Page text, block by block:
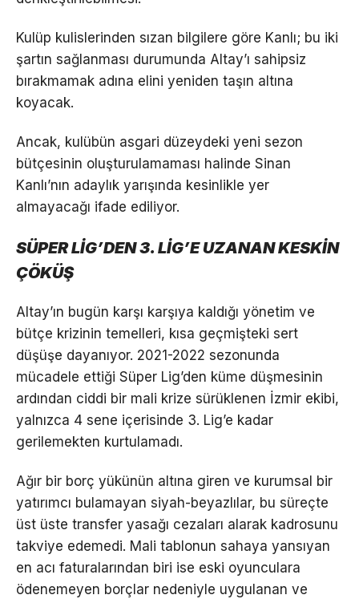
Kulüp kulislerinden sızan bilgilere göre Kanlı; bu iki
şartın sağlanması durumunda Altay’ı sahipsiz
bırakmamak adına elini yeniden taşın altına
koyacak.
Ancak, kulübün asgari düzeydeki yeni sezon
bütçesinin oluşturulamaması halinde Sinan
Kanlı’nın adaylık yarışında kesinlikle yer
almayacağı ifade ediliyor.
SÜPER LİG’DEN 3. LİG’E UZANAN KESKİN
ÇÖKÜŞ
Altay’ın bugün karşı karşıya kaldığı yönetim ve
bütçe krizinin temelleri, kısa geçmişteki sert
düşüşe dayanıyor. 2021-2022 sezonunda
mücadele ettiği Süper Lig’den küme düşmesinin
ardından ciddi bir mali krize sürüklenen İzmir ekibi,
yalnızca 4 sene içerisinde 3. Lig’e kadar
gerilemekten kurtulamadı.
Ağır bir borç yükünün altına giren ve kurumsal bir
yatırımcı bulamayan siyah-beyazlılar, bu süreçte
üst üste transfer yasağı cezaları alarak kadrosunu
takviye edemedi. Mali tablonun sahaya yansıyan
en acı faturalarından biri ise eski oyunculara
ödenemeyen borçlar nedeniyle uygulanan ve